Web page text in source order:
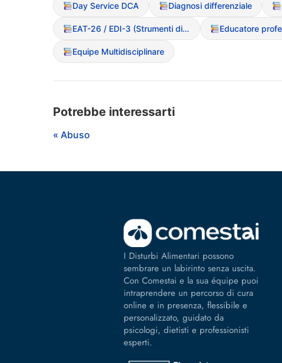
Day Service DCA Diagnosi differenziale
EAT-26 / EDI-3 (Strumenti di screening)
Equipe Multidisciplinare
Potrebbe interessarti
« Abuso
I Disturbi Alimentari possono
sembrare un labirinto senza uscita.
Con Comestai e la sua équipe puoi
intraprendere un percorso di cura
online e in presenza, flessibile e
personalizzato, guidato da
psicologi, dietisti e professionisti
esperti.